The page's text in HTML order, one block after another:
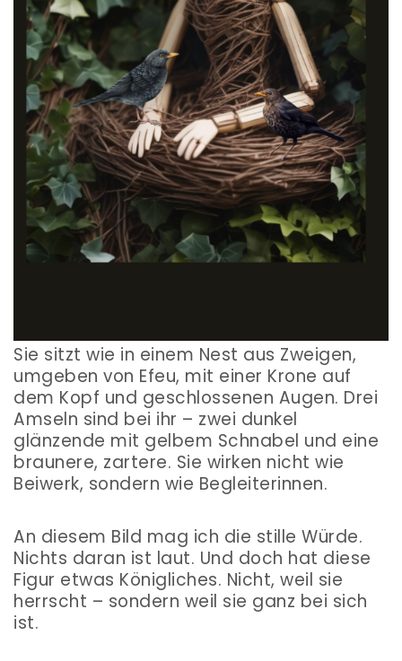
Sie sitzt wie in einem Nest aus Zweigen,
umgeben von Efeu, mit einer Krone auf
dem Kopf und geschlossenen Augen. Drei
Amseln sind bei ihr – zwei dunkel
glänzende mit gelbem Schnabel und eine
braunere, zartere. Sie wirken nicht wie
Beiwerk, sondern wie Begleiterinnen.
An diesem Bild mag ich die stille Würde.
Nichts daran ist laut. Und doch hat diese
Figur etwas Königliches. Nicht, weil sie
herrscht – sondern weil sie ganz bei sich
ist.